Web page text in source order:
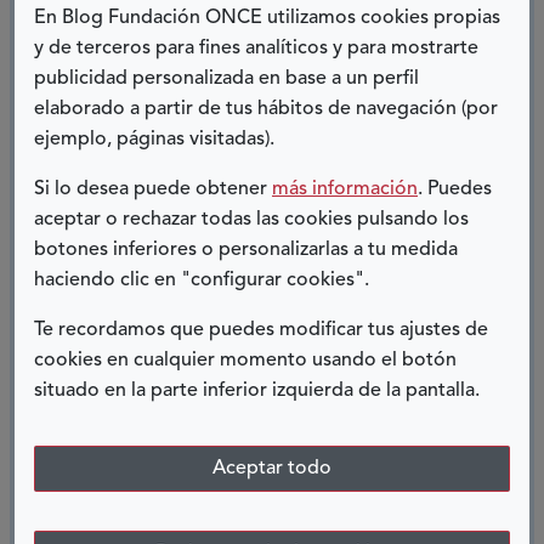
En Blog Fundación ONCE utilizamos cookies propias
y de terceros para fines analíticos y para mostrarte
publicidad personalizada en base a un perfil
elaborado a partir de tus hábitos de navegación (por
ejemplo, páginas visitadas).
Si lo desea puede obtener más información. Puedes
aceptar o rechazar todas las cookies pulsando los
botones inferiores o personalizarlas a tu medida
haciendo clic en "configurar cookies".
Te recordamos que puedes modificar tus ajustes de
cookies en cualquier momento usando el botón
situado en la parte inferior izquierda de la pantalla.
Aceptar todo
18 FEBRERO, 2015
Vivimos en un mundo cada vez más integrado y